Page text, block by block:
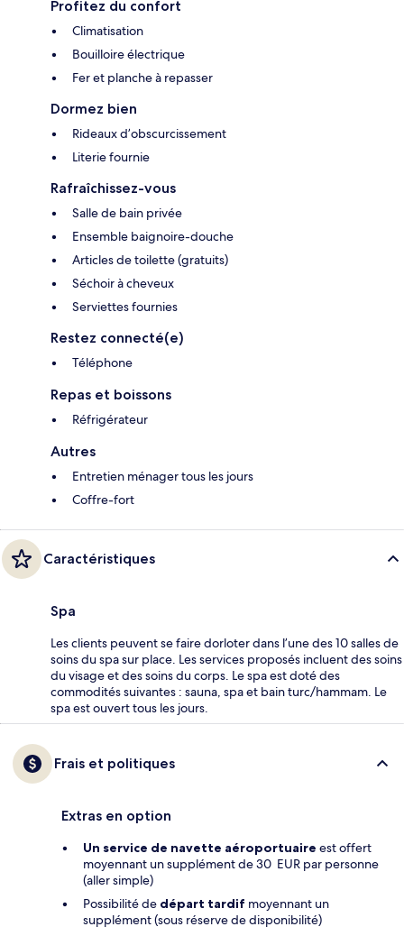
Profitez du confort
Climatisation
Bouilloire électrique
Fer et planche à repasser
Dormez bien
Rideaux d’obscurcissement
Literie fournie
Rafraîchissez-vous
Salle de bain privée
Ensemble baignoire-douche
Articles de toilette (gratuits)
Séchoir à cheveux
Serviettes fournies
Restez connecté(e)
Téléphone
Repas et boissons
Réfrigérateur
Autres
Entretien ménager tous les jours
Coffre-fort
Caractéristiques
Spa
Les clients peuvent se faire dorloter dans l’une des 10 salles de
soins du spa sur place. Les services proposés incluent des soins
du visage et des soins du corps. Le spa est doté des
commodités suivantes : sauna, spa et bain turc/hammam. Le
spa est ouvert tous les jours.
Frais et politiques
Extras en option
Un service de navette aéroportuaire est offert
moyennant un supplément de 30 EUR par personne
(aller simple)
Possibilité de départ tardif moyennant un
supplément (sous réserve de disponibilité)